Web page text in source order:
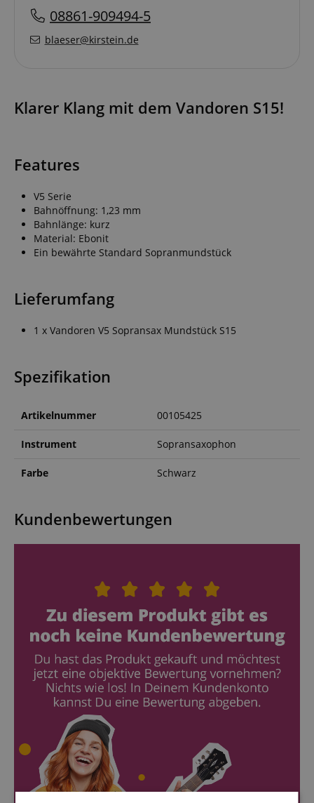
08861-909494-5
blaeser@kirstein.de
Klarer Klang mit dem Vandoren S15!
Features
V5 Serie
Bahnöffnung: 1,23 mm
Bahnlänge: kurz
Material: Ebonit
Ein bewährte Standard Sopranmundstück
Lieferumfang
1 x Vandoren V5 Sopransax Mundstück S15
Spezifikation
Artikelnummer 00105425
Instrument Sopransaxophon
Farbe Schwarz
Kundenbewertungen